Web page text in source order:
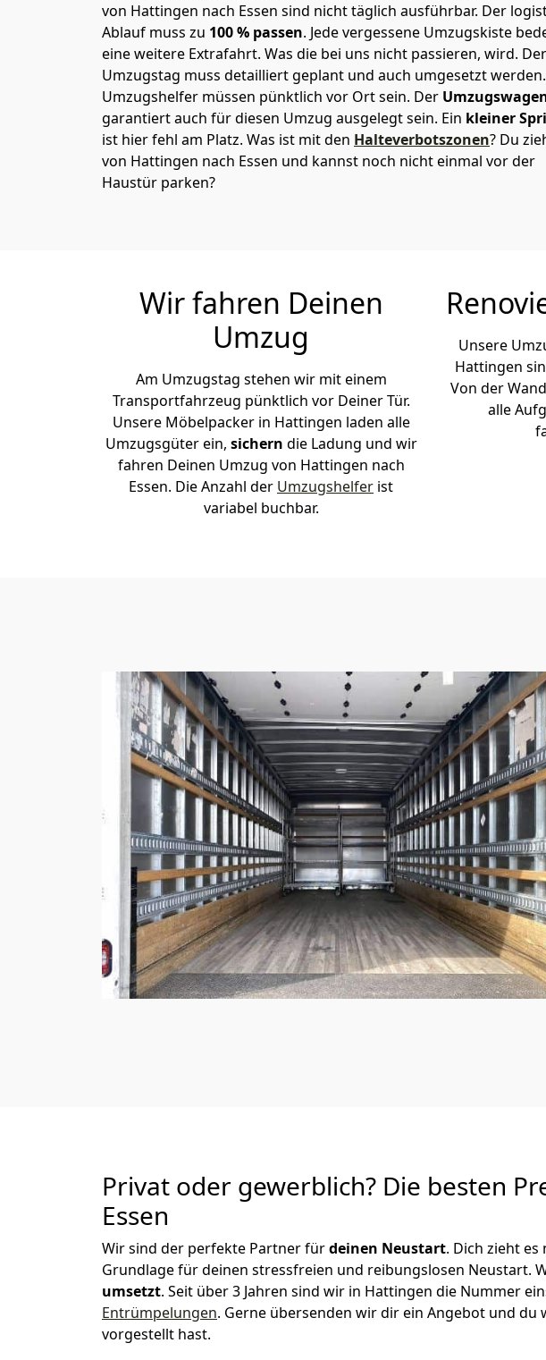
von Hattingen nach Essen sind nicht täglich ausführbar. Der
Ablauf muss zu 100 % passen. Jede vergessene Umzugskiste
eine weitere Extrafahrt. Was die bei uns nicht passieren, wird. Der
Umzugstag muss detailliert geplant und auch umgesetzt
Umzugshelfer müssen pünktlich vor Ort sein. Der
garantiert auch für diesen Umzug ausgelegt sein. Ein kleiner
ist hier fehl am Platz. Was ist mit den Halteverbotszonen? Du
von Hattingen nach Essen und kannst noch nicht einmal vor der
Haustür parken?
Wir fahren Deinen
Umzug
Am Umzugstag stehen wir mit einem
Transportfahrzeug pünktlich vor Deiner Tür.
Unsere Möbelpacker in Hattingen laden alle
Umzugsgüter ein, sichern die Ladung und wir
fahren Deinen Umzug von Hattingen nach
Essen. Die Anzahl der Umzugshelfer ist
variabel buchbar.
Unsere
Hattingen
Von der
alle
Privat oder gewerblich? Die besten
Essen
Wir sind der perfekte Partner fürdeinen Neustart. Dich zieht es
Grundlage für deinen stressfreien und reibungslosen Neustart.
umsetzt. Seit über 3 Jahren sind wir in Hattingen die Nummer
Entrümpelungen. Gerne übersenden wir dir ein Angebot und
vorgestellt hast.